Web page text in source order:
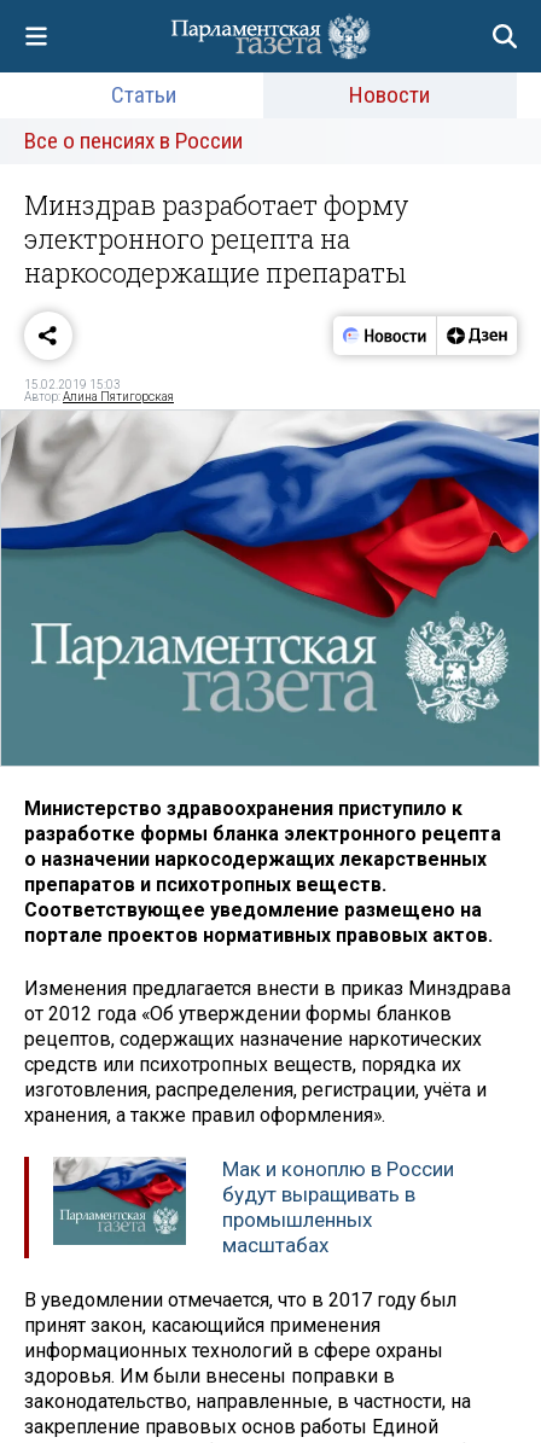
Статьи
Новости
Все о пенсиях в России
Минздрав разработает форму
электронного рецепта на
наркосодержащие препараты
15.02.2019 15:03
Автор:Алина Пятигорская
Министерство здравоохранения приступило к
разработке формы бланка электронного рецепта
о назначении наркосодержащих лекарственных
препаратов и психотропных веществ.
Соответствующее уведомление размещено на
портале проектов нормативных правовых актов.
Изменения предлагается внести в приказ Минздрава
от 2012 года «Об утверждении формы бланков
рецептов, содержащих назначение наркотических
средств или психотропных веществ, порядка их
изготовления, распределения, регистрации, учёта и
хранения, а также правил оформления».
Мак и коноплю в России
будут выращивать в
промышленных
масштабах
В уведомлении отмечается, что в 2017 году был
принят закон, касающийся применения
информационных технологий в сфере охраны
здоровья. Им были внесены поправки в
законодательство, направленные, в частности, на
закрепление правовых основ работы Единой